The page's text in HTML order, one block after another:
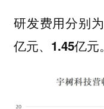
研发费用分别为
亿元、1.45亿元。